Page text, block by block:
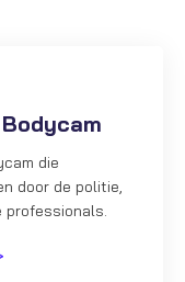
die
door de politie,
professionals.